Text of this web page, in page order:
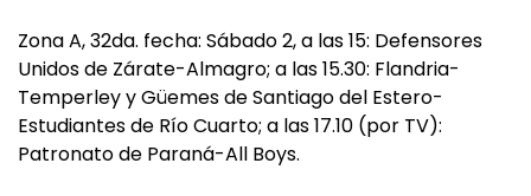
Zona A, 32da. fecha: Sábado 2, a las 15: Defensores
Unidos de Zárate-Almagro; a las 15.30: Flandria-
Temperley y Güemes de Santiago del Estero-
Estudiantes de Río Cuarto; a las 17.10 (por TV):
Patronato de Paraná-All Boys.